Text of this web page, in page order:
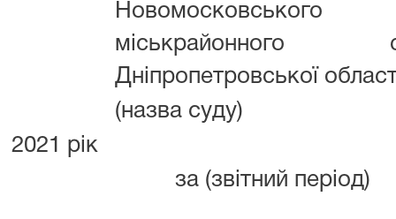
Новомосковського
міськрайонного
Дніпропетровської
(назва суду)
2021 рік
за (звітний період)